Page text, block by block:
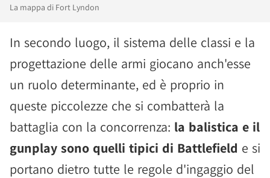
La mappa di Fort Lyndon
In secondo luogo, il sistema delle classi e la
progettazione delle armi giocano anch'esse
un ruolo determinante, ed è proprio in
queste piccolezze che si combatterà la
battaglia con la concorrenza: la balistica e il
gunplay sono quelli tipici di Battlefield e si
portano dietro tutte le regole d'ingaggio del